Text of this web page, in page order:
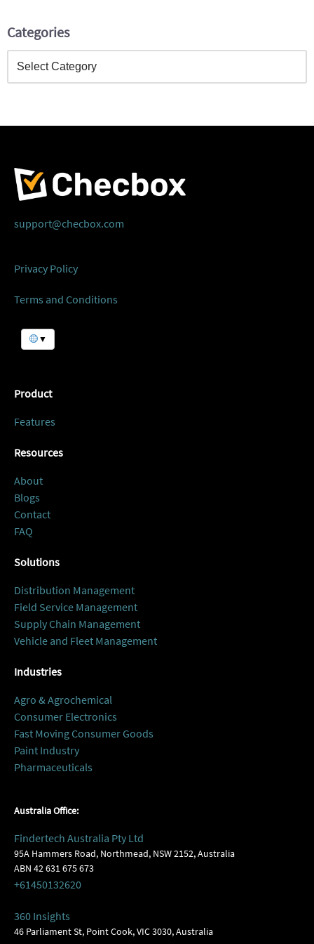
Categories
support@checbox.com
Privacy Policy
Terms and Conditions
▼
Product
Features
Resources
About
Blogs
Contact
FAQ
Solutions
Distribution Management
Field Service Management
Supply Chain Management
Vehicle and Fleet Management
Industries
Agro & Agrochemical
Consumer Electronics
Fast Moving Consumer Goods
Paint Industry
Pharmaceuticals
Australia Office:
Findertech Australia Pty Ltd
95A Hammers Road, Northmead, NSW 2152, Australia
ABN 42 631 675 673
+61450132620
360 Insights
46 Parliament St, Point Cook, VIC 3030, Australia